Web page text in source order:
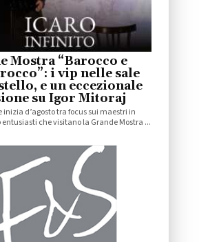
Mostra “Barocco e
i vip nelle sale
e un eccezionale
su Igor Mitoraj
inizia d’agosto tra focus sui maestri in
che visitano la Grande Mostra ...